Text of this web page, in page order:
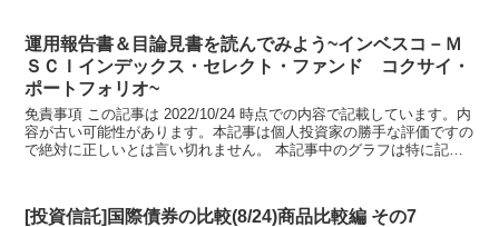
運用報告書＆目論見書を読んでみよう~インベスコ－Ｍ
ＳＣＩインデックス・セレクト・ファンド コクサイ・
ポートフォリオ~
免責事項 この記事は 2022/10/24 時点での内容で記載しています。内
容が古い可能性があります。本記事は個人投資家の勝手な評価ですの
で絶対に正しいとは言い切れません。 本記事中のグラフは特に記載
[投資信託]国際債券の比較(8/24)商品比較編 その7